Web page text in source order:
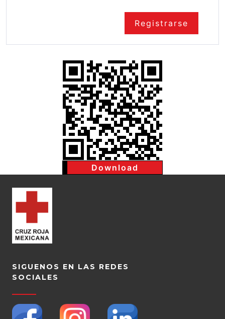
Registrarse
Download
SIGUENOS EN LAS REDES
SOCIALES